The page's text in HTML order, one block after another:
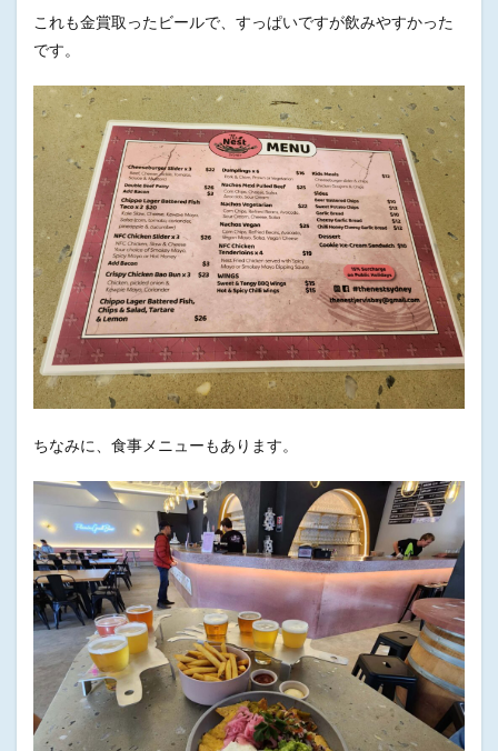
これも金賞取ったビールで、すっぱいですが飲みやすかった
です。
ちなみに、食事メニューもあります。